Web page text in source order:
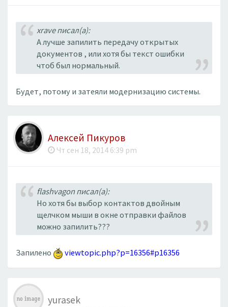
xrave писал(а):
А лучше запилить передачу открытых
документов , или хотя бы текст ошибки
чтоб был нормальный.
Будет, потому и затеяли модернизацию системы.
Алексей Пикуров
Чт сен 18, 2014 6:39 pm
flashvagon писал(а):
Но хотя бы выбор контактов двойным
щелчком мыши в окне отправки файлов
можно запилить???
Запилено viewtopic.php?p=16356#p16356
yurasek